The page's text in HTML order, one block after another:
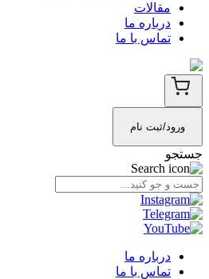
مقالات
درباره ما
تماس با ما
ورود/ثبت نام
جستجو
درباره ما
تماس با ما